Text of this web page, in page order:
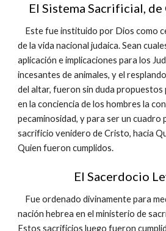
El Sistema Sacrificial,
Este fue instituido por Dios como
de la vida nacional judaica. Sean
aplicación e implicaciones para los
incesantes de animales, y el
del altar, fueron sin duda
en la conciencia de los hombres la
pecaminosidad, y para ser un cuadro
sacrificio venidero de Cristo, hacia
Quien fueron cumplidos.
El Sacerdocio
Fue ordenado divinamente para
nación hebrea en el ministerio de
Estos sacrificios luego fueron